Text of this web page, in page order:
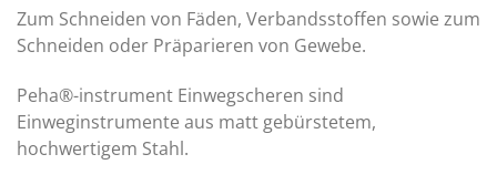
Zum Schneiden von Fäden, Verbandsstoffen sowie zum
Schneiden oder Präparieren von Gewebe.
Peha®-instrument Einwegscheren sind
Einweginstrumente aus matt gebürstetem,
hochwertigem Stahl.